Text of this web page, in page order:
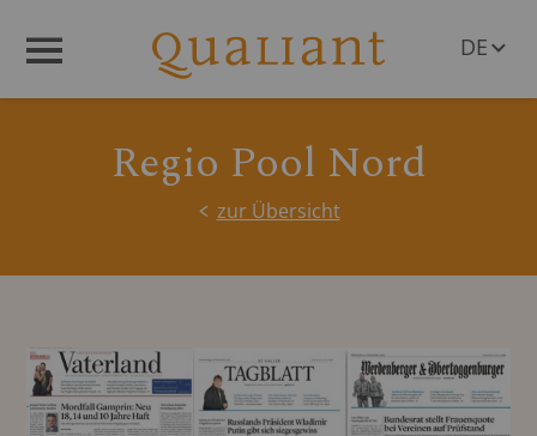
DE
Regio Pool Nord
zur Übersicht